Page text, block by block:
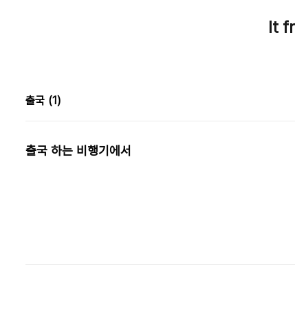
It
출국 (1)
출국 하는 비행기에서